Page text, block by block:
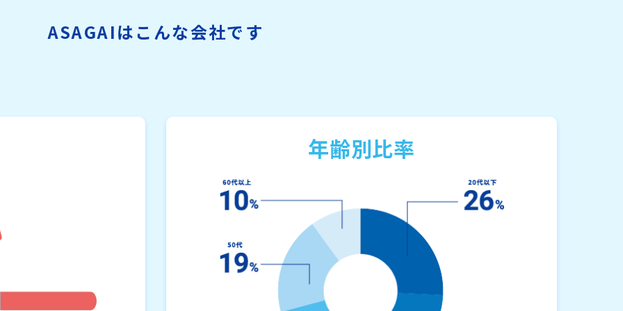
ASAGAIはこんな会社です
年齢別比率